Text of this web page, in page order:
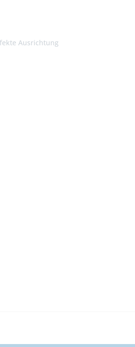
Ausrichtung